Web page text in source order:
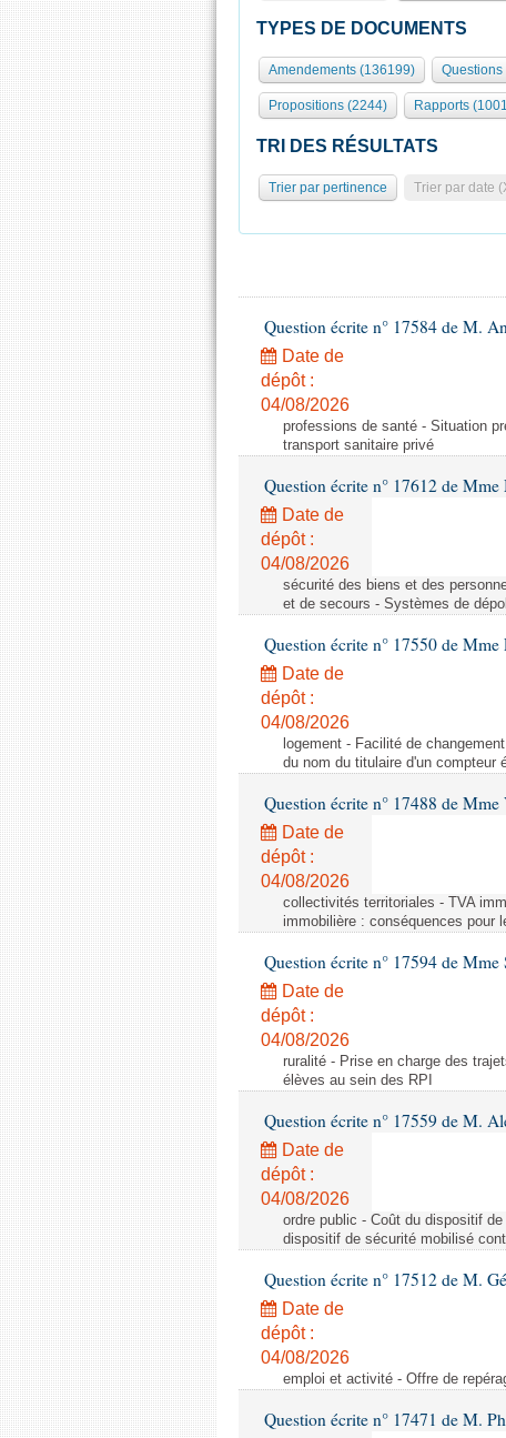
TYPES DE DOCUMENTS
Amendements (136199)
Propositions (2244) Rapports
TRI DES RÉSULTATS
Trier par pertinence Trier par date
Question écrite n° 17584 de M.
Date de
dépôt :
04/08/2026
professions de santé - Situation
transport sanitaire privé
Question écrite n° 17612 de
Date de
dépôt :
04/08/2026
sécurité des biens et des
et de secours - Systèmes de
Question écrite n° 17550 de
Date de
dépôt :
04/08/2026
logement - Facilité de
du nom du titulaire d'un compteur
Question écrite n° 17488 de
Date de
dépôt :
04/08/2026
collectivités territoriales - TVA
immobilière : conséquences pour
Question écrite n° 17594 de
Date de
dépôt :
04/08/2026
ruralité - Prise en charge des
élèves au sein des RPI
Question écrite n° 17559 de M.
Date de
dépôt :
04/08/2026
ordre public - Coût du dispositif
dispositif de sécurité mobilisé
Question écrite n° 17512 de M.
Date de
dépôt :
04/08/2026
emploi et activité - Offre de
Question écrite n° 17471 de M.